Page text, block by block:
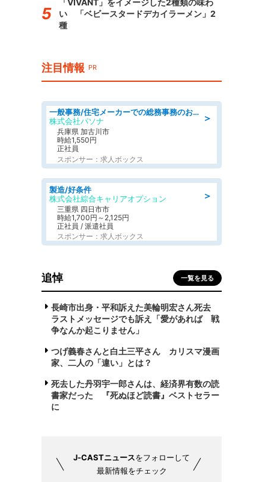
「VIVANT」をイメージした2種類の味わ
い 「ベビースタードデカイラーメン」2
種
注目情報 PR
＞
一般事務/住宅メーカーでの総務事務のお仕事/駅近/即日勤務可/一般事務/人事労務
株式会社パソナ
兵庫県 加古川市
時給1,550円
正社員
スポンサー：求人ボックス
＞
製造/好条件
株式会社綜合キャリアオプション
三重県 四日市市
時給1,700円～2,125円
正社員 / 派遣社員
スポンサー：求人ボックス
追悼 一覧を見る
長崎市出身・平和訴えた美輪明宏さん死去
ラストメッセージでも訴え「愛があれば 戦
争なんか起こりません」
つげ義春さんと白土三平さん カリスマ漫画
家、二人の「違い」とは？
死去した丹羽宇一郎さんは、経済界有数の読
書家だった 『死ぬほど読書』ベストセラー
に
J-CASTニュースをフォローして
最新情報をチェック